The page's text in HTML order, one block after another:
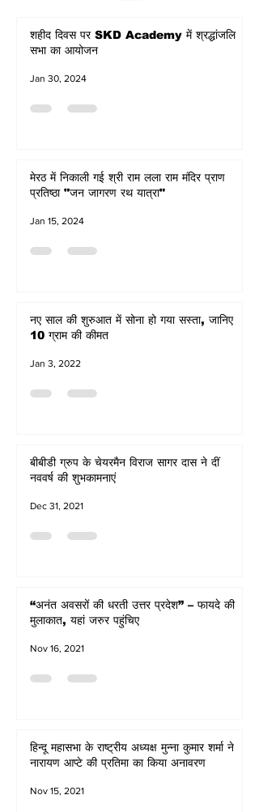
शहीद दिवस पर SKD Academy में श्रद्धांजलि
सभा का आयोजन
Jan 30, 2024
मेरठ में निकाली गई श्री राम लला राम मंदिर प्राण
प्रतिष्ठा "जन जागरण रथ यात्रा"
Jan 15, 2024
नए साल की शुरुआत में सोना हो गया सस्ता, जानिए
10 ग्राम की कीमत
Jan 3, 2022
बीबीडी ग्रुप के चेयरमैन विराज सागर दास ने दीं
नववर्ष की शुभकामनाएं
Dec 31, 2021
“अनंत अवसरों की धरती उत्तर प्रदेश” – फायदे की
मुलाकात, यहां जरुर पहुंचिए
Nov 16, 2021
हिन्दू महासभा के राष्ट्रीय अध्यक्ष मुन्ना कुमार शर्मा ने
नारायण आप्टे की प्रतिमा का किया अनावरण
Nov 15, 2021